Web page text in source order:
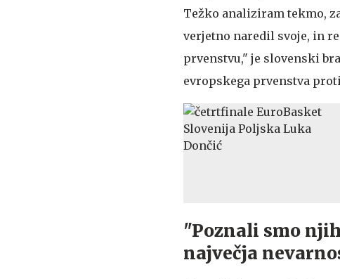
Težko analiziram tekmo,
verjetno naredil svoje, in
prvenstvu," je slovenski
evropskega prvenstva
"Poznali smo
največja